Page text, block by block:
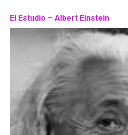
El Estudio – Albert Einstein